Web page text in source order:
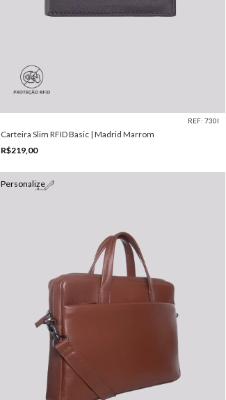
REF: 730I
Carteira Slim RFID Basic | Madrid Marrom
R$219,00
Personalize